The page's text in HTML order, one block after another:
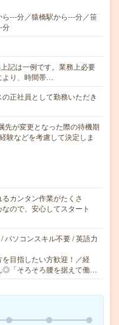
---分／猿橋駅から---分／笹
分
記は一例です。業務上必要
より、時間帯…
正社員として勤務いただき
が変更となった際の待機期
などを考慮して決定しま
るカンタン作業がたくさ
ので、安心してスタート
パソコンスキル不要 / 英語力
目指したい方歓迎！／経
◎「そろそろ腰を据えて働…